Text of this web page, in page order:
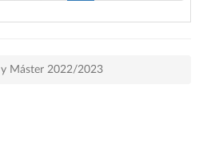
y Máster 2022/2023